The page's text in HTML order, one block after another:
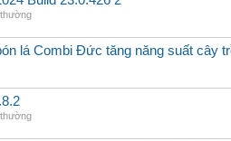
lá Combi Đức tăng năng suất cây